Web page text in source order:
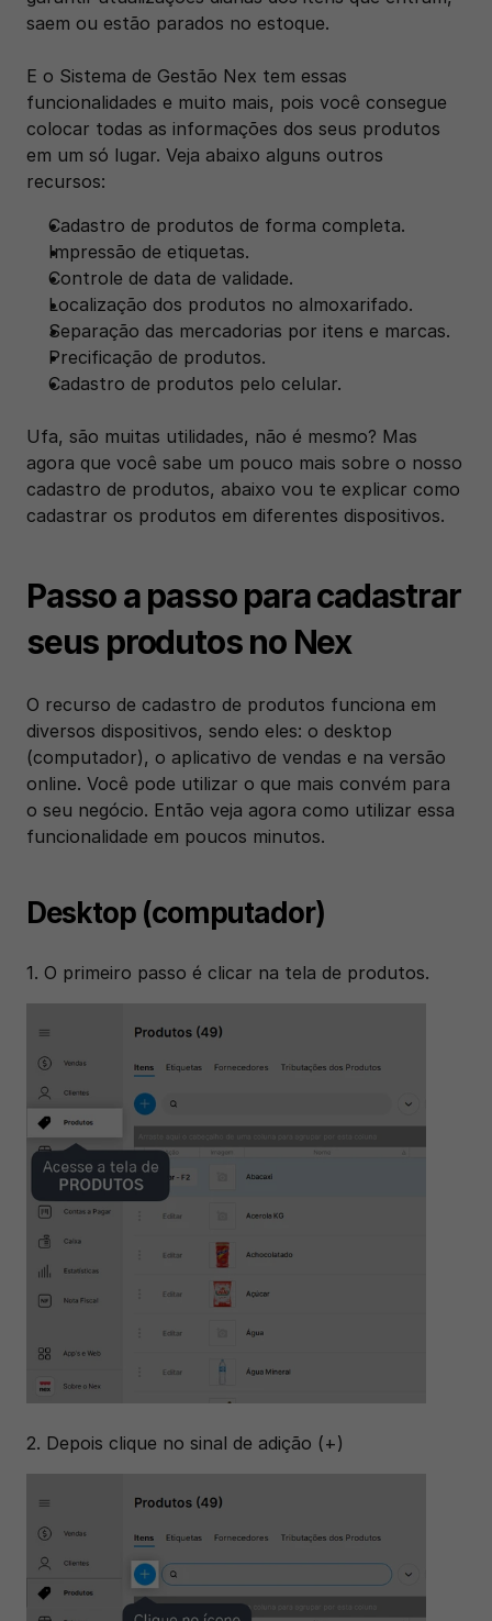
saem ou estão parados no estoque.
E o Sistema de Gestão Nex tem essas
funcionalidades e muito mais, pois você consegue
colocar todas as informações dos seus produtos
em um só lugar. Veja abaixo alguns outros
recursos:
Cadastro de produtos de forma completa.
Impressão de etiquetas.
Controle de data de validade.
Localização dos produtos no almoxarifado.
Separação das mercadorias por itens e marcas.
Precificação de produtos.
Cadastro de produtos pelo celular.
Ufa, são muitas utilidades, não é mesmo? Mas
agora que você sabe um pouco mais sobre o nosso
cadastro de produtos, abaixo vou te explicar como
cadastrar os produtos em diferentes dispositivos.
Passo a passo para cadastrar
seus produtos no Nex
O recurso de cadastro de produtos funciona em
diversos dispositivos, sendo eles: o desktop
(computador), o aplicativo de vendas e na versão
online. Você pode utilizar o que mais convém para
o seu negócio. Então veja agora como utilizar essa
funcionalidade em poucos minutos.
Desktop (computador)
1. O primeiro passo é clicar na tela de produtos.
2. Depois clique no sinal de adição (+)